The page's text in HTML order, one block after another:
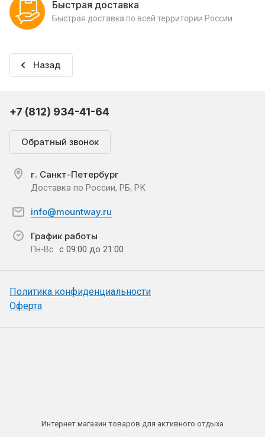
Быстрая доставка
Быстрая доставка по всей территории России
Назад
+7 (812) 934-41-64
Обратный звонок
г. Санкт-Петербург
Доставка по России, РБ, РК
info@mountway.ru
График работы
Пн-Вс с 09:00 до 21:00
Политика конфиденциальности
Оферта
Интернет магазин товаров для активного отдыха